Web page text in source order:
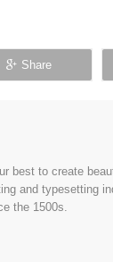
Share
best to create
and typesetting
the 1500s.